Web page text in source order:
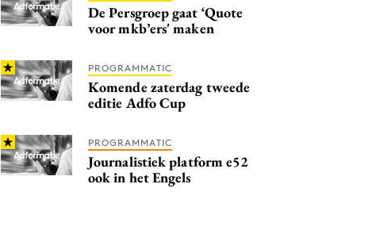
De Persgroep gaat ‘Quote
voor mkb’ers' maken
PROGRAMMATIC
Komende zaterdag tweede
editie Adfo Cup
PROGRAMMATIC
Journalistiek platform e52
ook in het Engels